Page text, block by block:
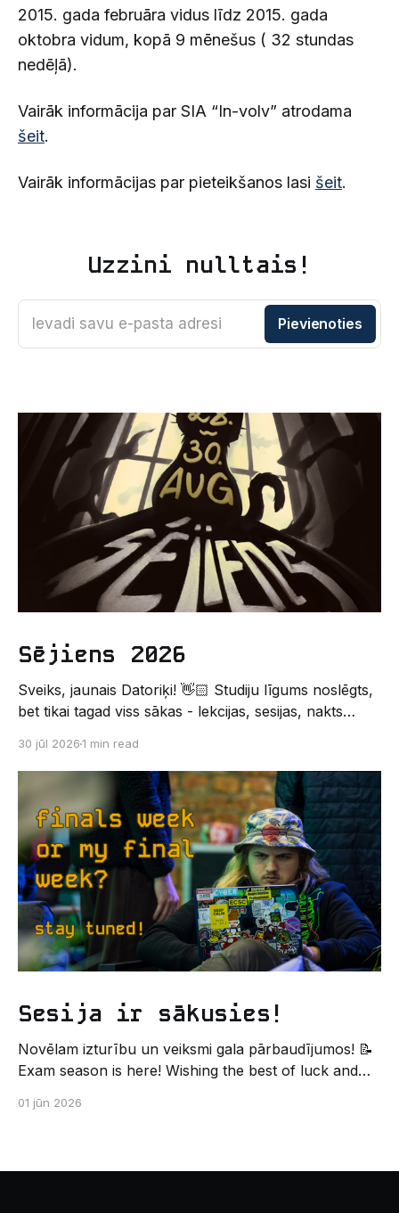
2015. gada februāra vidus līdz 2015. gada
oktobra vidum, kopā 9 mēnešus ( 32 stundas
nedēļā).
Vairāk informācija par SIA “In-volv” atrodama
šeit.
Vairāk informācijas par pieteikšanos lasi šeit.
Uzzini nulltais!
Ievadi savu e-pasta adresi Pievienoties
Sējiens 2026
Sveiks, jaunais Datoriķi! 👋🏻 Studiju līgums noslēgts,
bet tikai tagad viss sākas - lekcijas, sesijas, nakts
Un kas gan būtu labāks veids, kā iepazīt savu jauno
dzīvi LU EZTF datoriķu vidē, par došanos uz
leģendāro “Sējienu”? 🐱 Šī pirmsaristoteļa nometne
palīdzēs tev iegūt pirmos draugus, ieskatu studenta
30 jūl 20261 min read
Sesija ir sākusies!
Novēlam izturību un veiksmi gala pārbaudījumos! 📝
Exam season is here! Wishing the best of luck and
pašpārvaldes komunikācijas virziens
01 jūn 2026